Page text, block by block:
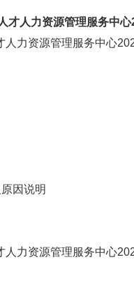
才人力资源管理服务中
力资源管理服务中心
因说明
力资源管理服务中心